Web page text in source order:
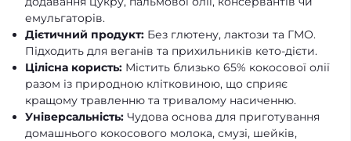
емульгаторів.
Дієтичний продукт: Без глютену, лактози та ГМО.
Підходить для веганів та прихильників кето-дієти.
Цілісна користь: Містить близько 65% кокосової олії
разом із природною клітковиною, що сприяє
кращому травленню та тривалому насиченню.
Універсальність: Чудова основа для приготування
домашнього кокосового молока, смузі, шейків,